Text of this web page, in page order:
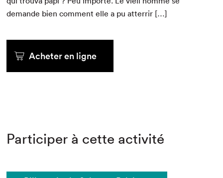
demande bien com­ment elle a pu atterrir […]
Acheter en ligne
Participer à cette activité